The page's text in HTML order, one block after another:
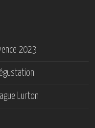
2023
Lurton